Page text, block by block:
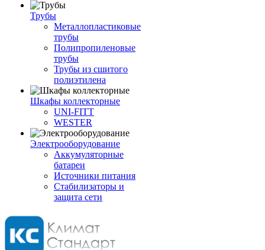
Трубы
Металлопластиковые
трубы
Полипропиленовые
трубы
Трубы из сшитого
полиэтилена
Шкафы коллекторные
UNI-FITT
WESTER
Электрооборудование
Аккумуляторные
батареи
Источники питания
Стабилизаторы и
защита сети